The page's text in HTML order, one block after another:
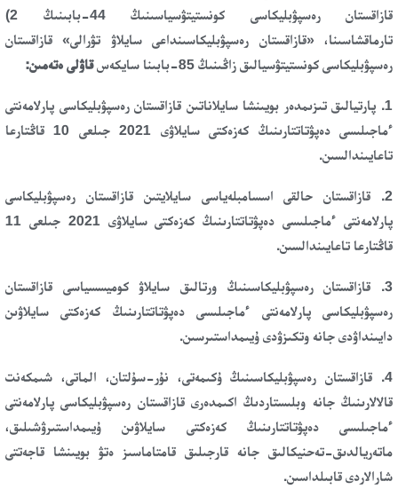
قازاقستان رەسپۋبليكاسى كونستيتۋسياسىنىڭ 44-بابىنىڭ 2)
تارماقشاسىنا، «قازاقستان رەسپۋبليكاسىنداعى سايلاۋ تۋرالى» قازاقستان
رەسپۋبليكاسى كونستيتۋسيالىق زاڭىنىڭ 85-بابىنا سايكەس
قاۋلى ەتەمىن:
1. پارتيالىق تىزىمدەر بويىنشا سايلاناتىن قازاقستان رەسپۋبليكاسى پارلامەنتى
ءماجىلىسى دەپۋتاتتارىنىڭ كەزەكتى سايلاۋى 2021 جىلعى 10 قاڭتارعا
تاعايىندالسىن.
2. قازاقستان حالقى اسسامبلەياسى سايلايتىن قازاقستان رەسپۋبليكاسى
پارلامەنتى ءماجىلىسى دەپۋتاتتارىنىڭ كەزەكتى سايلاۋى 2021 جىلعى 11
قاڭتارعا تاعايىندالسىن.
3. قازاقستان رەسپۋبليكاسىنىڭ ورتالىق سايلاۋ كوميسسياسى قازاقستان
رەسپۋبليكاسى پارلامەنتى ءماجىلىسى دەپۋتاتتارىنىڭ كەزەكتى سايلاۋىن
دايىنداۋدى جانە وتكىزۋدى ۇيىمداستىرسىن.
4. قازاقستان رەسپۋبليكاسىنىڭ ۇكىمەتى، نۇر-سۇلتان، الماتى، شىمكەنت
قالالارىنىڭ جانە وبلىستاردىڭ اكىمدەرى قازاقستان رەسپۋبليكاسى پارلامەنتى
ءماجىلىسى دەپۋتاتتارىنىڭ كەزەكتى سايلاۋىن ۇيىمداستىرۋشىلىق،
ماتەريالدىق-تەحنيكالىق جانە قارجىلىق قامتاماسىز ەتۋ بويىنشا قاجەتتى
شارالاردى قابىلداسىن.